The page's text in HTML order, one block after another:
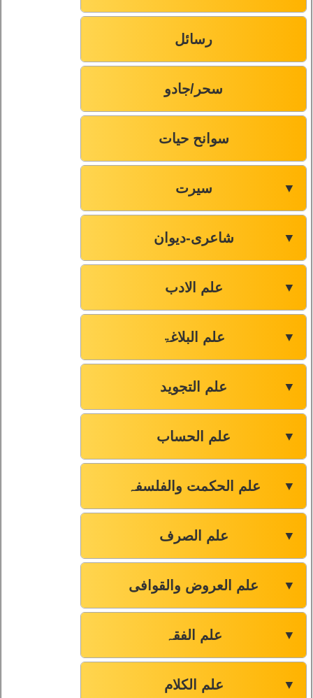
رسائل
سحر/جادو
سوانح حیات
سیرت ▼
شاعری-دیوان ▼
علم الادب ▼
علم البلاغۃ ▼
علم التجوید ▼
علم الحساب ▼
علم الحکمت والفلسفہ ▼
علم الصرف ▼
علم العروض والقوافی ▼
علم الفقہ ▼
علم الکلام ▼